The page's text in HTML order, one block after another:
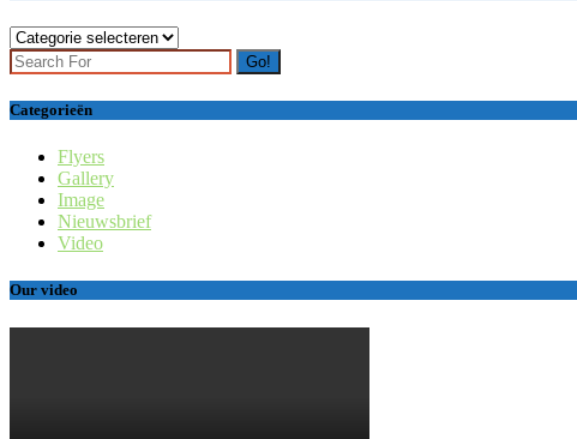
Categorieën
Go!
Categorieën
Flyers
Gallery
Image
Nieuwsbrief
Video
Our video